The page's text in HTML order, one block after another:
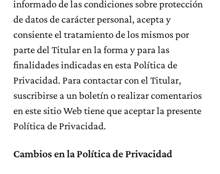
informado de las condiciones sobre protección
de datos de carácter personal, acepta y
consiente el tratamiento de los mismos por
parte del Titular en la forma y para las
finalidades indicadas en esta Política de
Privacidad. Para contactar con el Titular,
suscribirse a un boletín o realizar comentarios
en este sitio Web tiene que aceptar la presente
Política de Privacidad.
Cambios en la Política de Privacidad